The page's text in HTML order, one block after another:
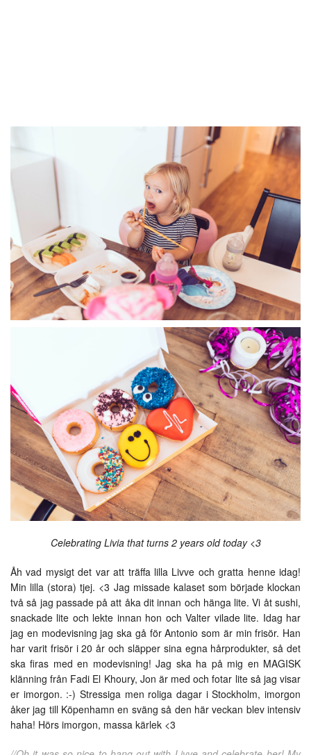
Celebrating Livia that turns 2 years old today <3
Åh vad mysigt det var att träffa lilla Livve och gratta henne idag!
Min lilla (stora) tjej. <3 Jag missade kalaset som började klockan
två så jag passade på att åka dit innan och hänga lite. Vi åt sushi,
snackade lite och lekte innan hon och Valter vilade lite. Idag har
jag en modevisning jag ska gå för Antonio som är min frisör. Han
har varit frisör i 20 år och släpper sina egna hårprodukter, så det
ska firas med en modevisning! Jag ska ha på mig en MAGISK
klänning från Fadi El Khoury, Jon är med och fotar lite så jag visar
er imorgon. :-) Stressiga men roliga dagar i Stockholm, imorgon
åker jag till Köpenhamn en sväng så den här veckan blev intensiv
haha! Hörs imorgon, massa kärlek <3